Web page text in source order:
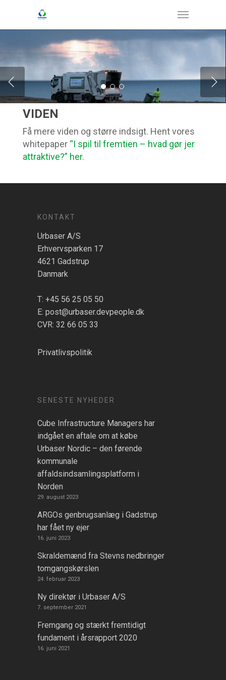
VIDEN
Få mere viden og større indsigt. Hent vores
whitepaper “I spil til fremtien – hvad gør jer
attraktive?” her.
KONTAKT
Urbaser A/S
Erhvervsparken 17
4621 Gadstrup
Danmark
T: +45 56 25 05 50
E: post@urbaser.devpeople.dk
CVR: 32 66 05 33
Privatlivspolitik
SENESTE NYHEDER
Cube Infrastructure Managers har
indgået en aftale om at købe
Urbaser Nordic – den førende
kommunale
affaldsindsamlingsplatform i
Norden
29. august 2023
ARGOs genbrugsanlæg i Gadstrup
har fået ny ejer
16. juni 2023
Skraldemænd fra Stevns nedbringer
tomgangskørslen
24. februar 2023
Ny direktør i Urbaser A/S
7. september 2021
Fremgang og stærkt fremtidigt
fundament i årsrapport 2020
16. juni 2021